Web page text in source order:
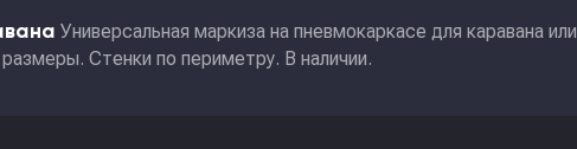
Универсальная маркиза на пневмокаркасе для каравана или
Стенки по периметру. В наличии.